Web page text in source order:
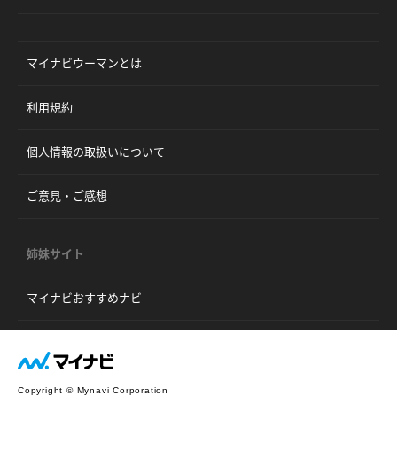
マイナビウーマンとは
利用規約
個人情報の取扱いについて
ご意見・ご感想
姉妹サイト
マイナビおすすめナビ
Copyright © Mynavi Corporation